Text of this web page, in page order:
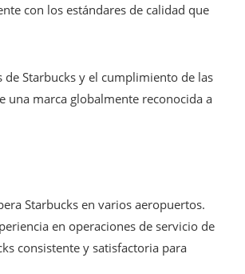
con los estándares de calidad que
Starbucks y el cumplimiento de las
una marca globalmente reconocida a
Starbucks en varios aeropuertos.
en operaciones de servicio de
consistente y satisfactoria para